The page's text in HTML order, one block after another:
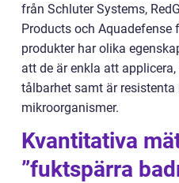
från Schluter Systems,
Products och Aquadefense
produkter har olika
att de är enkla att
tålbarhet samt är
mikroorganismer.
Kvantitativa
”fuktspärra